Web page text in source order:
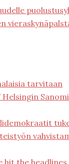
tarvitaan
Helsingin
hit the headlines